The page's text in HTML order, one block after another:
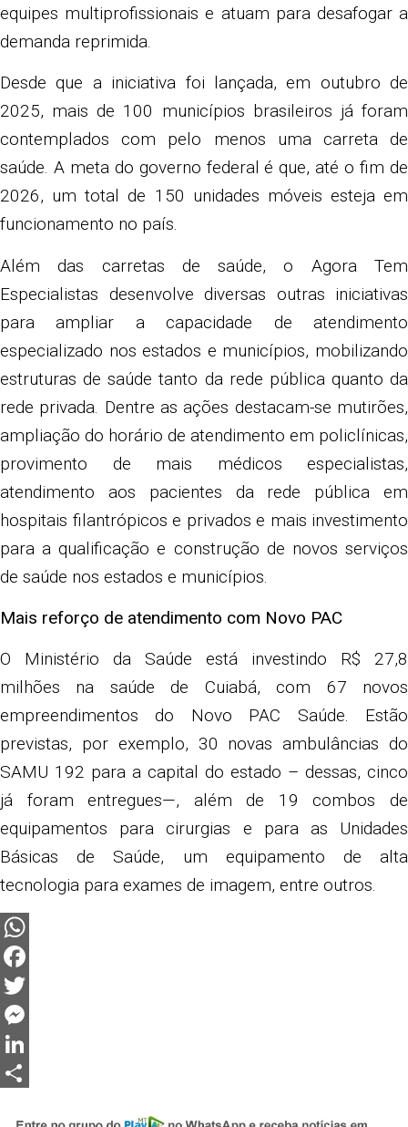
equipes multiprofissionais e atuam para desafogar a
demanda reprimida.
Desde que a iniciativa foi lançada, em outubro de
2025, mais de 100 municípios brasileiros já foram
contemplados com pelo menos uma carreta de
saúde. A meta do governo federal é que, até o fim de
2026, um total de 150 unidades móveis esteja em
funcionamento no país.
Além das carretas de saúde, o Agora Tem
Especialistas desenvolve diversas outras iniciativas
para ampliar a capacidade de atendimento
especializado nos estados e municípios, mobilizando
estruturas de saúde tanto da rede pública quanto da
rede privada. Dentre as ações destacam-se mutirões,
ampliação do horário de atendimento em policlínicas,
provimento de mais médicos especialistas,
atendimento aos pacientes da rede pública em
hospitais filantrópicos e privados e mais investimento
para a qualificação e construção de novos serviços
de saúde nos estados e municípios.
Mais reforço de atendimento com Novo PAC
O Ministério da Saúde está investindo R$ 27,8
milhões na saúde de Cuiabá, com 67 novos
empreendimentos do Novo PAC Saúde. Estão
previstas, por exemplo, 30 novas ambulâncias do
SAMU 192 para a capital do estado – dessas, cinco
já foram entregues—, além de 19 combos de
equipamentos para cirurgias e para as Unidades
Básicas de Saúde, um equipamento de alta
tecnologia para exames de imagem, entre outros.
WhatsApp
Facebook
Twitter
Messenger
LinkedIn